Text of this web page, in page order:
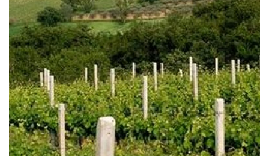
Museo Archeologico di Foligno
In Piazza della Repubblica a Foligno si trova
Palazzo Trinci, complesso monumentale costituito
dall’accorpamento di case e torri, oggi divenuto
Museo della città.